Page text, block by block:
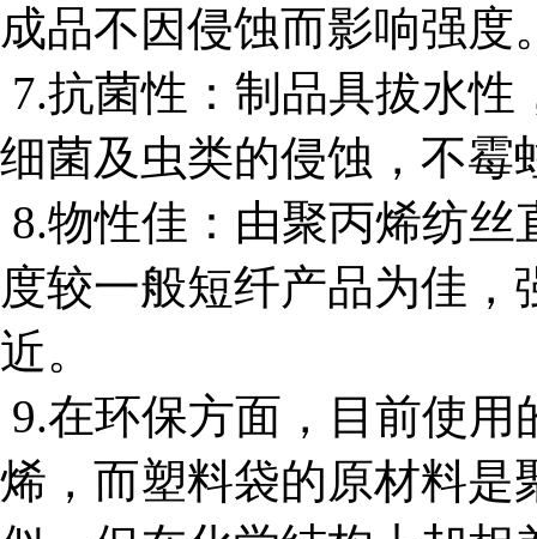
成品不因侵蚀而影响强度
7.抗菌性：制品具拔水
细菌及虫类的侵蚀，不霉
8.物性佳：由聚丙烯纺
度较一般短纤产品为佳
近。
9.在环保方面，目前使
烯，而塑料袋的原材料是